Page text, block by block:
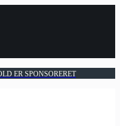
ER SPONSORERET